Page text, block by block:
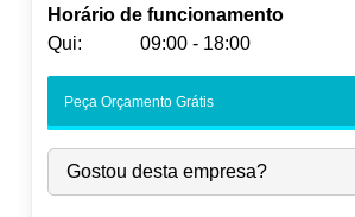
Horário de funcionamento
Qui:
09:00 - 18:00
-
Qua:
09:00-18:00
Qui:
09:00-18:00
Peça Orçamento Grátis
Gostou desta empresa?